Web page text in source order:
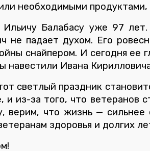
необходимыми продуктами,
Ильичу Балабасу уже 97
не падает духом. Его
снайпером. И сегодня ее
навестили Ивана
светлый праздник
и из-за того, что ветеранов
верим, что жизнь —
здоровья и долгих